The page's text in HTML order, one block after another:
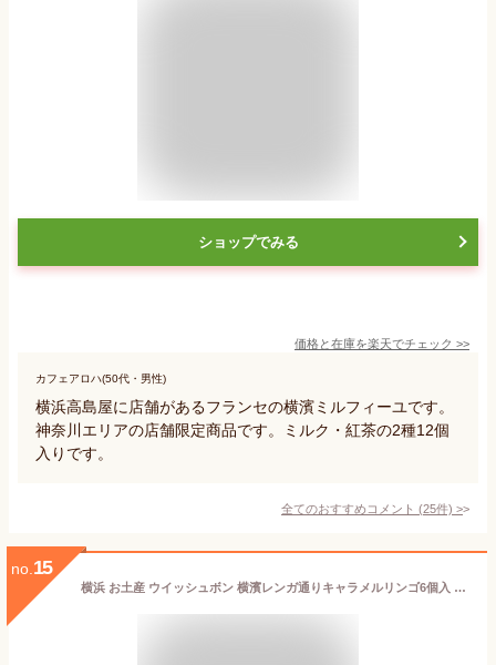
ショップでみる
価格と在庫を楽天でチェック >>
カフェアロハ(50代・男性)
横浜高島屋に店舗があるフランセの横濱ミルフィーユです。
神奈川エリアの店舗限定商品です。ミルク・紅茶の2種12個
入りです。
全てのおすすめコメント (25件) >
no. 15
横浜 お土産 ウイッシュボン 横濱レンガ通りキャラメルリンゴ6個入 お取り寄せ ギフト 贈答用 お菓子 焼菓子 お年賀 御年賀 お中元 御中元 お歳暮 御歳暮 帰省土産 期間限定 秋冬限定 プレゼント お祝い バレンタイン ホワイトデー